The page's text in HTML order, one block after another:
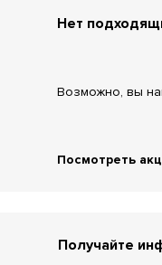
Нет
Возможно, вы
Посмотреть
Получайте